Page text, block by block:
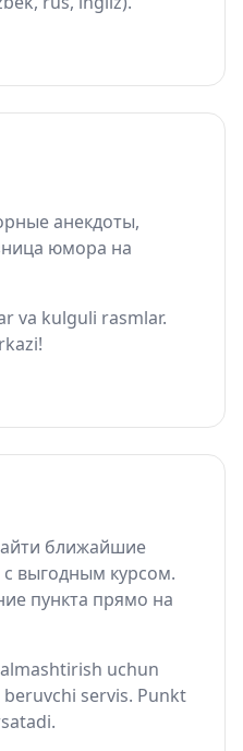
анекдоты,
юмора на
va kulguli rasmlar.
ближайшие
выгодным курсом.
пункта прямо на
uchun
servis. Punkt